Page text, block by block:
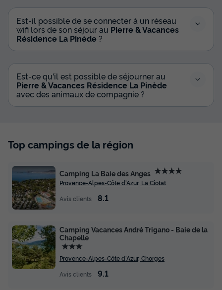
Est-il possible de se connecter à un réseau
wifi lors de son séjour au Pierre & Vacances
Résidence La Pinède ?
Est-ce qu'il est possible de séjourner au
Pierre & Vacances Résidence La Pinède
avec des animaux de compagnie ?
Top campings de la région
Camping La Baie des Anges ★★★★
Provence-Alpes-Côte d'Azur, La Ciotat
Avis clients
8.1
Camping Vacances André Trigano - Baie de la
Chapelle
★★★
Provence-Alpes-Côte d'Azur, Chorges
Avis clients
9.1